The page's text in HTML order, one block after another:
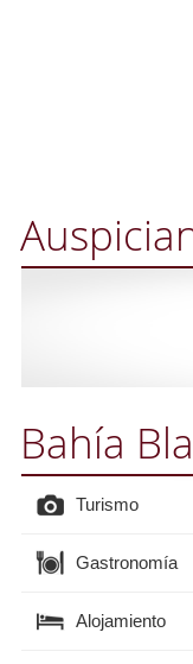
Bahía
Turismo
Gastronomía
Alojamiento